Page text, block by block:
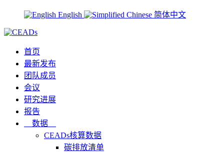
English 简体中文
首页
最新发布
团队成员
会议
研究进展
报告
数据
CEADs核算数据
碳排放清单